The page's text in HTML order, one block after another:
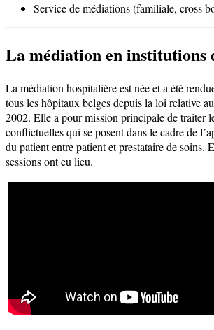
Service de médiations (familiale, cross
La médiation en institutions
La médiation hospitalière est née et a été
tous les hôpitaux belges depuis la loi relative
2002. Elle a pour mission principale de traiter
conflictuelles qui se posent dans le cadre de
du patient entre patient et prestataire de soins.
sessions ont eu lieu.